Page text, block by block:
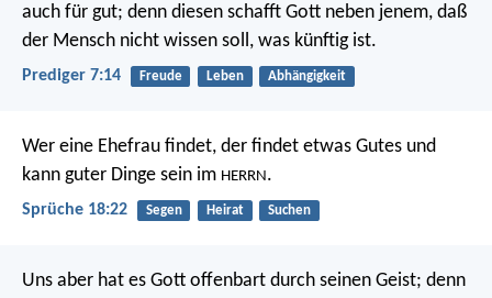
auch für gut; denn diesen schafft Gott neben jenem, daß
der Mensch nicht wissen soll, was künftig ist.
Prediger 7:14 Freude Leben Abhängigkeit
Wer eine Ehefrau findet, der findet etwas Gutes und
kann guter Dinge sein im HERRN .
Sprüche 18:22 Segen Heirat Suchen
Uns aber hat es Gott offenbart durch seinen Geist; denn